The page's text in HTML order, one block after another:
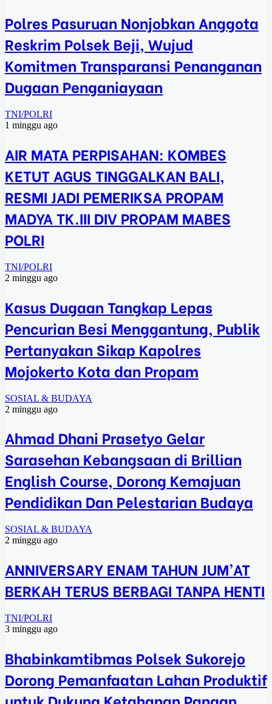
Polres Pasuruan Nonjobkan Anggota
Reskrim Polsek Beji, Wujud
Komitmen Transparansi Penanganan
Dugaan Penganiayaan
TNI/POLRI
1 minggu ago
AIR MATA PERPISAHAN: KOMBES
KETUT AGUS TINGGALKAN BALI,
RESMI JADI PEMERIKSA PROPAM
MADYA TK.III DIV PROPAM MABES
POLRI
TNI/POLRI
2 minggu ago
Kasus Dugaan Tangkap Lepas
Pencurian Besi Menggantung, Publik
Pertanyakan Sikap Kapolres
Mojokerto Kota dan Propam
SOSIAL & BUDAYA
2 minggu ago
Ahmad Dhani Prasetyo Gelar
Sarasehan Kebangsaan di Brillian
English Course, Dorong Kemajuan
Pendidikan Dan Pelestarian Budaya
SOSIAL & BUDAYA
2 minggu ago
ANNIVERSARY ENAM TAHUN JUM’AT
BERKAH TERUS BERBAGI TANPA HENTI
TNI/POLRI
3 minggu ago
Bhabinkamtibmas Polsek Sukorejo
Dorong Pemanfaatan Lahan Produktif